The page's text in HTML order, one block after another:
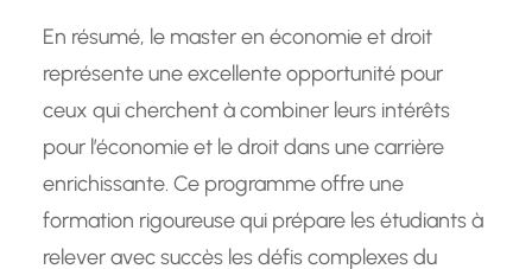
En résumé, le master en économie et droit
représente une excellente opportunité pour
ceux qui cherchent à combiner leurs intérêts
pour l’économie et le droit dans une carrière
enrichissante. Ce programme offre une
formation rigoureuse qui prépare les étudiants à
relever avec succès les défis complexes du